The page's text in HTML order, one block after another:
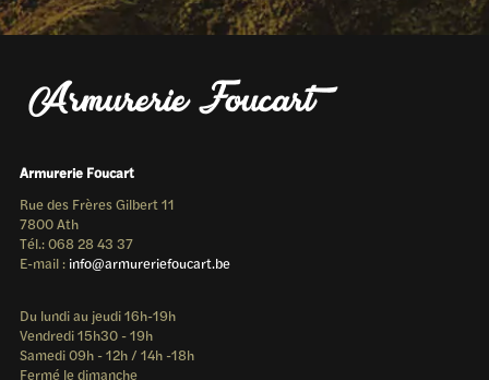
Armurerie Foucart
Rue des Frères Gilbert 11
7800 Ath
Tél.: 068 28 43 37
E-mail : info@armureriefoucart.be
Du lundi au jeudi 16h-19h
Vendredi 15h30 - 19h
Samedi 09h - 12h / 14h -18h
Fermé le dimanche